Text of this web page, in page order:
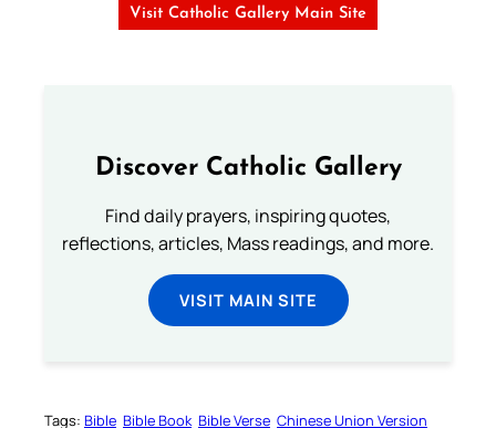
Visit Catholic Gallery Main Site
Discover Catholic Gallery
Find daily prayers, inspiring quotes,
reflections, articles, Mass readings, and more.
VISIT MAIN SITE
Tags: Bible Bible Book Bible Verse Chinese Union Version